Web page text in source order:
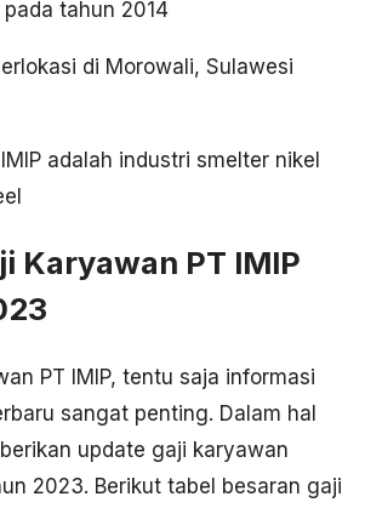
pada tahun 2014
di Morowali, Sulawesi
adalah industri smelter nikel
Karyawan PT IMIP
PT IMIP, tentu saja informasi
sangat penting. Dalam hal
update gaji karyawan
2023. Berikut tabel besaran gaji